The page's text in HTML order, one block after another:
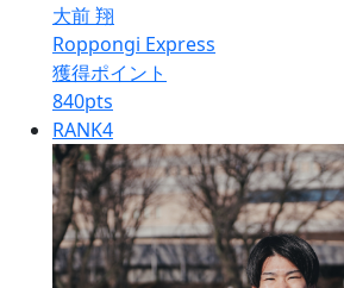
大前 翔
Roppongi Express
獲得ポイント
840pts
RANK4